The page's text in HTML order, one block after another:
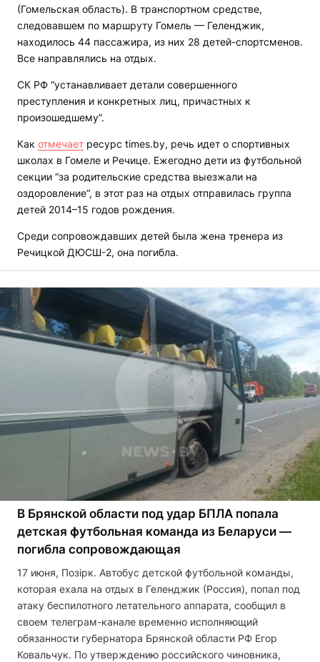
(Гомельская область). В транспортном средстве,
следовавшем по маршруту Гомель — Геленджик,
находилось 44 пассажира, из них 28 детей-спортсменов.
Все направлялись на отдых.
СК РФ “устанавливает детали совершенного
преступления и конкретных лиц, причастных к
произошедшему”.
Как отмечает ресурс times.by, речь идет о спортивных
школах в Гомеле и Речице. Ежегодно дети из футбольной
секции “за родительские средства выезжали на
оздоровление“, в этот раз на отдых отправилась группа
детей 2014–15 годов рождения.
Среди сопровождавших детей была жена тренера из
Речицкой ДЮСШ-2, она погибла.
В Брянской области под удар БПЛА попала
детская футбольная команда из Беларуси —
погибла сопровождающая
17 июня, Позірк. Автобус детской футбольной команды,
которая ехала на отдых в Геленджик (Россия), попал под
атаку беспилотного летательного аппарата, сообщил в
своем телеграм-канале временно исполняющий
обязанности губернатора Брянской области РФ Егор
Ковальчук. По утверждению российского чиновника,